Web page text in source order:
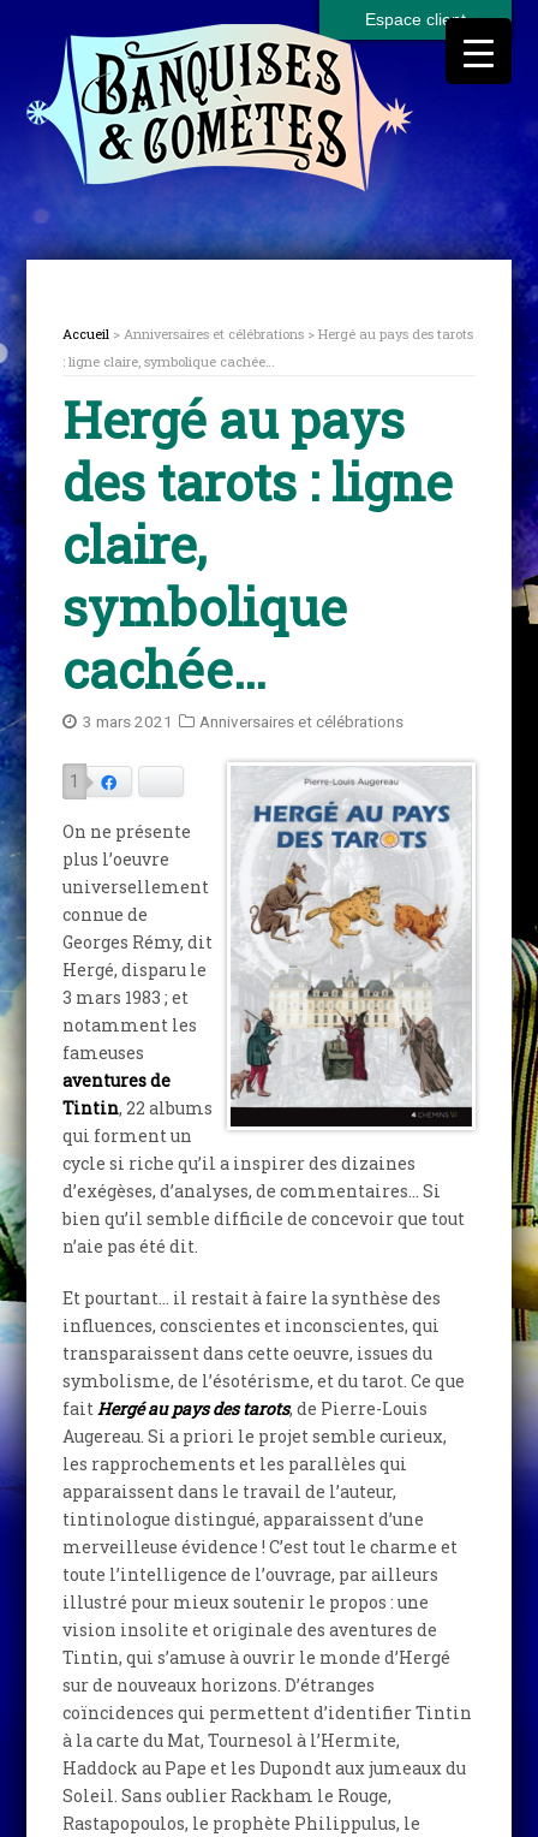
Espace client
Accueil > Anniversaires et célébrations > Hergé au pays des tarots
: ligne claire, symbolique cachée…
Hergé au pays
des tarots : ligne
claire,
symbolique
cachée…
3 mars 2021 Anniversaires et célébrations
1
On ne présente
plus l’oeuvre
universellement
connue de
Georges Rémy, dit
Hergé, disparu le
3 mars 1983 ; et
notamment les
fameuses
aventures de
Tintin, 22 albums
qui forment un
cycle si riche qu’il a inspirer des dizaines
d’exégèses, d’analyses, de commentaires… Si
bien qu’il semble difficile de concevoir que tout
n’aie pas été dit.
Et pourtant… il restait à faire la synthèse des
influences, conscientes et inconscientes, qui
transparaissent dans cette oeuvre, issues du
symbolisme, de l’ésotérisme, et du tarot. Ce que
faitHergé au pays des tarots, de Pierre-Louis
Augereau. Si a priori le projet semble curieux,
les rapprochements et les parallèles qui
apparaissent dans le travail de l’auteur,
tintinologue distingué, apparaissent d’une
merveilleuse évidence ! C’est tout le charme et
toute l’intelligence de l’ouvrage, par ailleurs
illustré pour mieux soutenir le propos : une
vision insolite et originale des aventures de
Tintin, qui s’amuse à ouvrir le monde d’Hergé
sur de nouveaux horizons. D’étranges
coïncidences qui permettent d’identifier Tintin
à la carte du Mat, Tournesol à l’Hermite,
Haddock au Pape et les Dupondt aux jumeaux du
Soleil. Sans oublier Rackham le Rouge,
Rastapopoulos, le prophète Philippulus, le